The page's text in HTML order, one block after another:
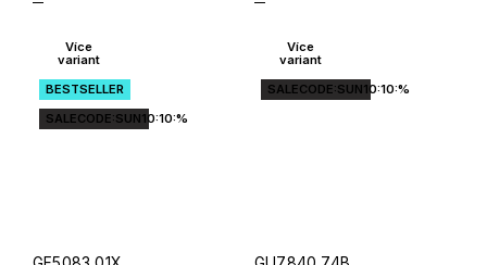
Více
variant
BESTSELLER
SALECODE:SUN10:10:%
Více
variant
SALECODE:SUN10:10:%